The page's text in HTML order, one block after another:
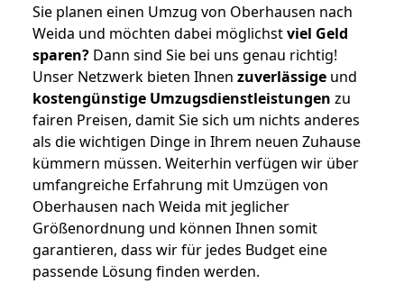
Sie planen einen Umzug von Oberhausen nach
Weida und möchten dabei möglichstviel Geld
sparen? Dann sind Sie bei uns genau richtig!
Unser Netzwerk bieten Ihnen zuverlässige und
kostengünstige Umzugsdienstleistungen zu
fairen Preisen, damit Sie sich um nichts anderes
als die wichtigen Dinge in Ihrem neuen Zuhause
kümmern müssen. Weiterhin verfügen wir über
umfangreiche Erfahrung mit Umzügen von
Oberhausen nach Weida mit jeglicher
Größenordnung und können Ihnen somit
garantieren, dass wir für jedes Budget eine
passende Lösung finden werden.